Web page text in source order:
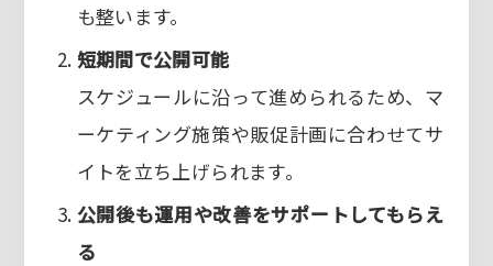
も整います。
短期間で公開可能
スケジュールに沿って進められるため、マ
ーケティング施策や販促計画に合わせてサ
イトを立ち上げられます。
公開後も運用や改善をサポートしてもらえ
る